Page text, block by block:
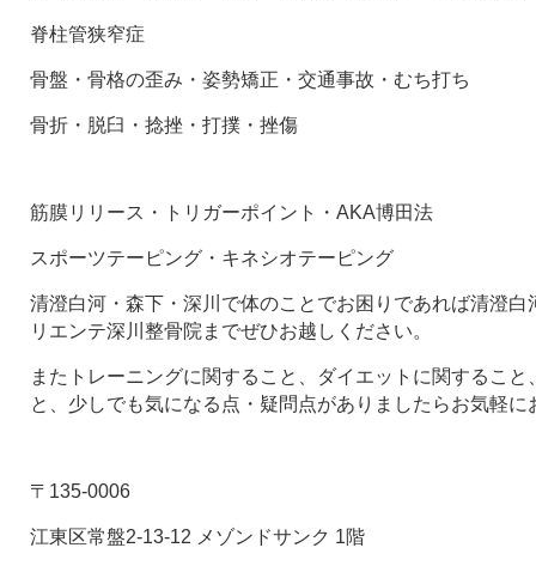
脊柱管狭窄症
骨盤・骨格の歪み・姿勢矯正・交通事故・むち打ち
骨折・脱臼・捻挫・打撲・挫傷
筋膜リリース・トリガーポイント・AKA博田法
スポーツテーピング・キネシオテーピング
清澄白河・森下・深川で体のことでお困りであれば清澄
リエンテ深川整骨院までぜひお越しください。
またトレーニングに関すること、ダイエットに関するこ
と、少しでも気になる点・疑問点がありましたらお気軽に
〒135-0006
江東区常盤2-13-12 メゾンドサンク 1階